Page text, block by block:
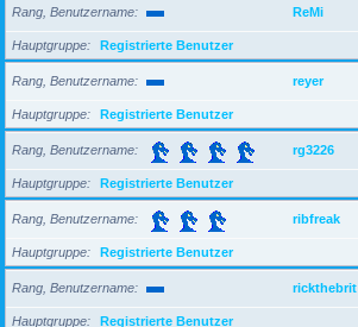
Rang, Benutzername ReMi
Hauptgruppe Registrierte Benutzer
Rang, Benutzername reyer
Hauptgruppe Registrierte Benutzer
Rang, Benutzername rg3226
Hauptgruppe Registrierte Benutzer
Rang, Benutzername ribfreak
Hauptgruppe Registrierte Benutzer
Rang, Benutzername rickthebrit
Hauptgruppe Registrierte Benutzer